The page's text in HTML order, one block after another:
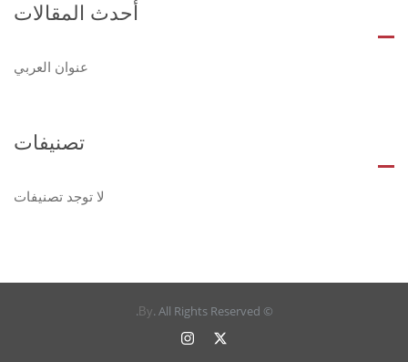
أحدث المقالات
عنوان العربي
تصنيفات
لا توجد تصنيفات
©
By. All Rights Reserved.